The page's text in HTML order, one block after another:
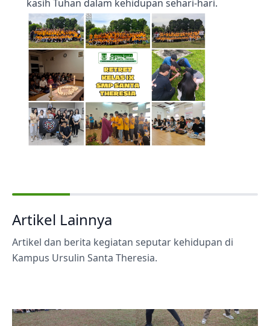
kasih Tuhan dalam kehidupan sehari-hari.
Artikel Lainnya
Artikel dan berita kegiatan seputar kehidupan di
Kampus Ursulin Santa Theresia.